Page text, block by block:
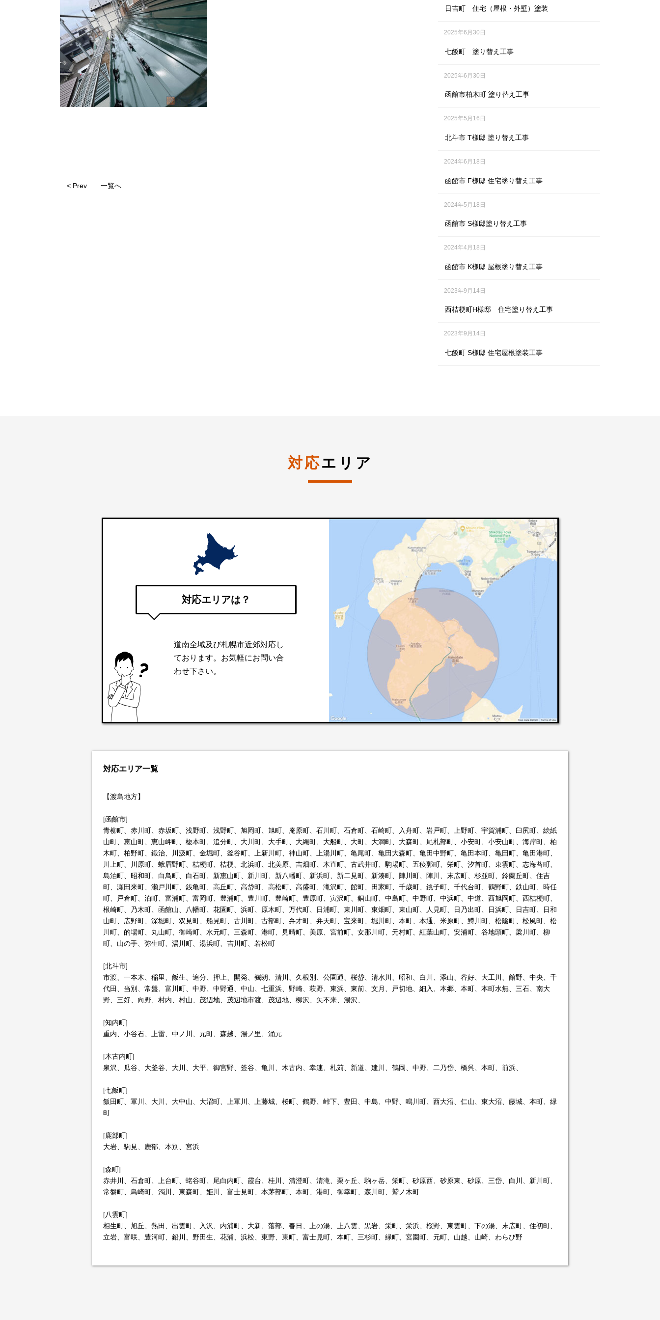
< Prev 一覧へ
日吉町 住宅（屋根・外壁）塗装
2025年6月30日
七飯町 塗り替え工事
2025年6月30日
函館市柏木町 塗り替え工事
2025年5月16日
北斗市 T様邸 塗り替え工事
2024年6月18日
函館市 F様邸 住宅塗り替え工事
2024年5月18日
函館市 S様邸塗り替え工事
2024年4月18日
函館市 K様邸 屋根塗り替え工事
2023年9月14日
西桔梗町H様邸 住宅塗り替え工事
2023年9月14日
七飯町 S様邸 住宅屋根塗装工事
対応エリア
対応エリアは？
道南全域及び札幌市近郊対応し
ております。お気軽にお問い合
わせ下さい。
対応エリア一覧
【渡島地方】
[函館市]
青柳町、赤川町、赤坂町、浅野町、浅野町、旭岡町、旭町、庵原町、石川町、石倉町、石崎町、入舟町、岩戸町、上野町、宇賀浦町、臼尻町、絵紙
山町、恵山町、恵山岬町、榎本町、追分町、大川町、大手町、大縄町、大船町、大町、大澗町、大森町、尾札部町、小安町、小安山町、海岸町、柏
木町、柏野町、鍛治、川汲町、金堀町、釜谷町、上新川町、神山町、上湯川町、亀尾町、亀田大森町、亀田中野町、亀田本町、亀田町、亀田港町、
川上町、川原町、蛾眉野町、桔梗町、桔梗、北浜町、北美原、吉畑町、木直町、古武井町、駒場町、五稜郭町、栄町、汐首町、東雲町、志海苔町、
島泊町、昭和町、白鳥町、白石町、新恵山町、新川町、新八幡町、新浜町、新二見町、新湊町、陣川町、陣川、末広町、杉並町、鈴蘭丘町、住吉
町、瀬田来町、瀬戸川町、銭亀町、高丘町、高岱町、高松町、高盛町、滝沢町、館町、田家町、千歳町、銚子町、千代台町、鶴野町、鉄山町、時任
町、戸倉町、泊町、富浦町、富岡町、豊浦町、豊川町、豊崎町、豊原町、寅沢町、銅山町、中島町、中野町、中浜町、中道、西旭岡町、西桔梗町、
根崎町、乃木町、函館山、八幡町、花園町、浜町、原木町、万代町、日浦町、東川町、東畑町、東山町、人見町、日乃出町、日浜町、日吉町、日和
山町、広野町、深堀町、双見町、船見町、古川町、古部町、弁才町、弁天町、宝来町、堀川町、本町、本通、米原町、鱒川町、松陰町、松風町、松
川町、的場町、丸山町、御崎町、水元町、三森町、港町、見晴町、美原、宮前町、女那川町、元村町、紅葉山町、安浦町、谷地頭町、梁川町、柳
町、山の手、弥生町、湯川町、湯浜町、吉川町、若松町
[北斗市]
市渡、一本木、稲里、飯生、追分、押上、開発、峩朗、清川、久根別、公園通、桜岱、清水川、昭和、白川、添山、谷好、大工川、館野、中央、千
代田、当別、常盤、富川町、中野、中野通、中山、七重浜、野崎、萩野、東浜、東前、文月、戸切地、細入、本郷、本町、本町水無、三石、南大
野、三好、向野、村内、村山、茂辺地、茂辺地市渡、茂辺地、柳沢、矢不来、湯沢、
[知内町]
重内、小谷石、上雷、中ノ川、元町、森越、湯ノ里、涌元
[木古内町]
泉沢、瓜谷、大釜谷、大川、大平、御宮野、釜谷、亀川、木古内、幸連、札苅、新道、建川、鶴岡、中野、二乃岱、橋呉、本町、前浜、
[七飯町]
飯田町、軍川、大川、大中山、大沼町、上軍川、上藤城、桜町、鶴野、峠下、豊田、中島、中野、鳴川町、西大沼、仁山、東大沼、藤城、本町、緑
町
[鹿部町]
大岩、駒見、鹿部、本別、宮浜
[森町]
赤井川、石倉町、上台町、蛯谷町、尾白内町、霞台、桂川、清澄町、清滝、栗ヶ丘、駒ヶ岳、栄町、砂原西、砂原東、砂原、三岱、白川、新川町、
常盤町、鳥崎町、濁川、東森町、姫川、富士見町、本茅部町、本町、港町、御幸町、森川町、鷲ノ木町
[八雲町]
相生町、旭丘、熱田、出雲町、入沢、内浦町、大新、落部、春日、上の湯、上八雲、黒岩、栄町、栄浜、桜野、東雲町、下の湯、末広町、住初町、
立岩、富咲、豊河町、鉛川、野田生、花浦、浜松、東野、東町、富士見町、本町、三杉町、緑町、宮園町、元町、山越、山崎、わらび野